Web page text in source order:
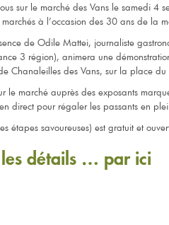
sur le marché des Vans le samedi
à l’occasion des 30 ans de la
de Odile Mattei, journaliste
3 région), animera une
Chanaleilles des Vans, sur la place du
le marché auprès des exposants
direct pour régaler les passants en
étapes savoureuses) est gratuit et
les détails … par ici